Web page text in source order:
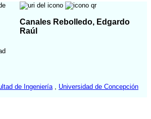
Canales Rebolledo, Edgardo
Raúl
de Ingeniería Universidad de Concepción